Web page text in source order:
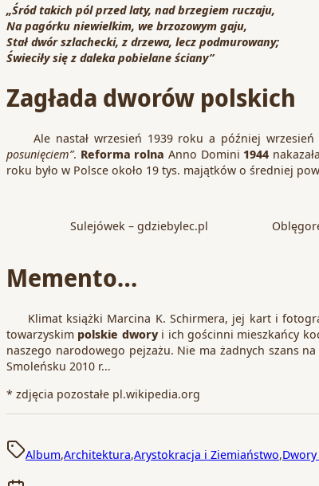
„Śród takich pól przed laty, nad brzegiem ruczaju,
Na pagórku niewielkim, we brzozowym gaju,
Stał dwór szlachecki, z drzewa, lecz podmurowany;
Świeciły się z daleka pobielane ściany”
Zagłada dworów polskich
Ale nastał wrzesień 1939 roku a później
posunięciem”. Reforma rolna Anno Domini 1944 nakazała
roku było w Polsce około 19 tys. majątków o średniej
Sulejówek – gdziebylec.pl
Memento…
Klimat książki Marcina K. Schirmera, jej kart i
towarzyskim polskie dworyi ich gościnni mieszkańcy
naszego narodowego pejzażu. Nie ma żadnych szans
Smoleńsku 2010 r…
* zdjęcia pozostałe pl.wikipedia.org
Album,Architektura,Arystokracja i Ziemiaństwo,Dwory